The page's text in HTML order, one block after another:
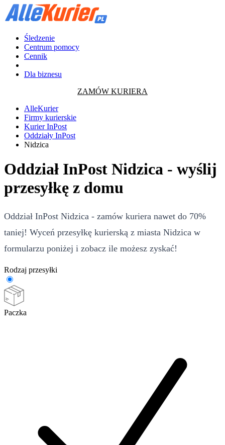
Śledzenie
Centrum pomocy
Cennik
Dla biznesu
ZAMÓW KURIERA
AlleKurier
Firmy kurierskie
Kurier InPost
Oddziały InPost
Nidzica
Oddział InPost Nidzica - wyślij
przesyłkę z domu
Oddział InPost Nidzica - zamów kuriera nawet do 70%
taniej! Wyceń przesyłkę kurierską z miasta Nidzica w
formularzu poniżej i zobacz ile możesz zyskać!
Rodzaj przesyłki
Paczka